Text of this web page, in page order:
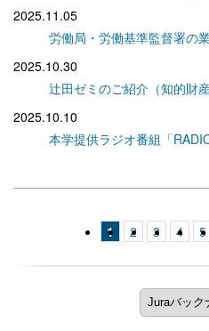
2025.11.05
労働局・労働基準監督署の
2025.10.30
辻田ゼミのご紹介（知的財産
2025.10.10
本学提供ラジオ番組「
1 2 3 4 5